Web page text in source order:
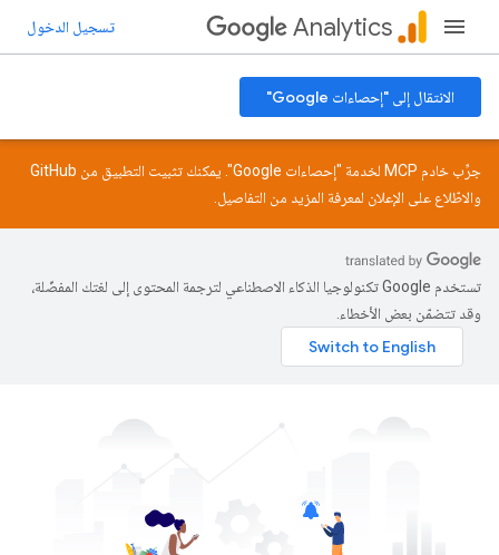
Analytics تسجيل الدخول
الانتقال إلى "إحصاءات Google"
جرِّب خادم MCP لخدمة "إحصاءات Google". يمكنك تثبيت التطبيق من
GitHub
والاطّلاع على الإعلان لمعرفة المزيد من التفاصيل.
تستخدم Google تكنولوجيا الذكاء الاصطناعي لترجمة المحتوى إلى لغتك المفضّلة،
وقد تتضمّن بعض الأخطاء.